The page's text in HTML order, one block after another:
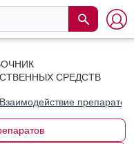
СРЕДСТВ
Взаимодействие препаратов